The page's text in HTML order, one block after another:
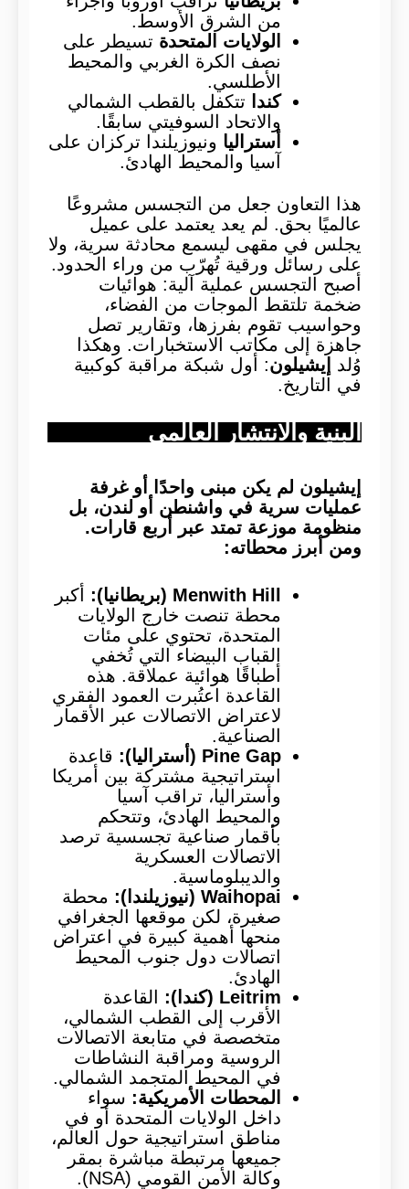
من الشرق الأوسط.
الولايات المتحدة تسيطر على
نصف الكرة الغربي والمحيط
الأطلسي.
كندا
تتكفل بالقطب الشمالي
والاتحاد السوفيتي سابقًا.
أستراليا ونيوزيلندا تركزان على
آسيا والمحيط الهادئ.
هذا التعاون جعل من التجسس مشروعًا
عالميًا بحق. لم يعد يعتمد على عميل
يجلس في مقهى ليسمع محادثة سرية، ولا
على رسائل ورقية تُهرّب من وراء الحدود.
أصبح التجسس عملية آلية: هوائيات
ضخمة تلتقط الموجات من الفضاء،
وحواسيب تقوم بفرزها، وتقارير تصل
جاهزة إلى مكاتب الاستخبارات. وهكذا
وُلد
إيشيلون: أول شبكة مراقبة كوكبية
في التاريخ.
البنية والانتشار العالمي
إيشيلون لم يكن مبنى واحدًا أو غرفة
عمليات سرية في واشنطن أو لندن، بل
منظومة موزعة تمتد عبر أربع قارات.
ومن أبرز محطاته:
Menwith Hill (بريطانيا):
أكبر
محطة تنصت خارج الولايات
المتحدة، تحتوي على مئات
القباب البيضاء التي تُخفي
أطباقًا هوائية عملاقة. هذه
القاعدة اعتُبرت العمود الفقري
لاعتراض الاتصالات عبر الأقمار
الصناعية.
Pine Gap (أستراليا):
قاعدة
استراتيجية مشتركة بين أمريكا
وأستراليا، تراقب آسيا
والمحيط الهادئ، وتتحكم
بأقمار صناعية تجسسية ترصد
الاتصالات العسكرية
والديبلوماسية.
Waihopai (نيوزيلندا):
محطة
صغيرة، لكن موقعها الجغرافي
منحها أهمية كبيرة في اعتراض
اتصالات دول جنوب المحيط
الهادئ.
Leitrim (كندا):
القاعدة
الأقرب إلى القطب الشمالي،
متخصصة في متابعة الاتصالات
الروسية ومراقبة النشاطات
في المحيط المتجمد الشمالي.
المحطات الأمريكية: سواء
داخل الولايات المتحدة أو في
مناطق استراتيجية حول العالم،
جميعها مرتبطة مباشرة بمقر
وكالة الأمن القومي (NSA).